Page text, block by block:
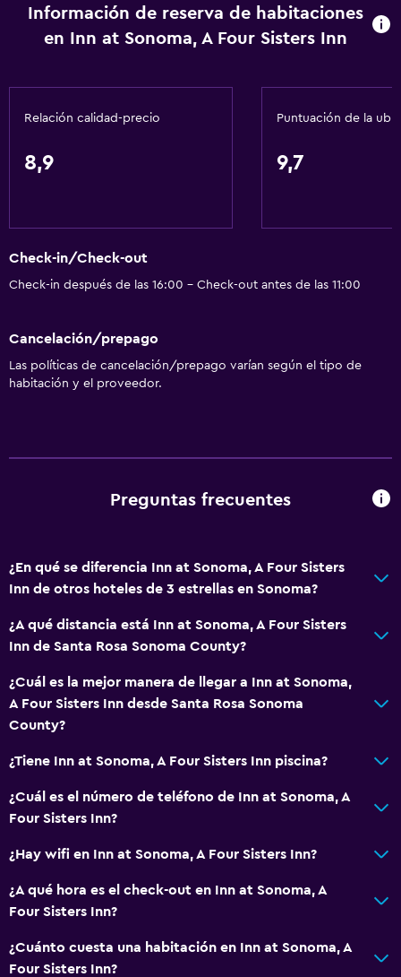
Información de reserva de habitaciones
en Inn at Sonoma, A Four Sisters Inn
Relación calidad-precio
8,9
Puntuación de la
9,7
Check-in/Check-out
Check-in después de las 16:00 - Check-out antes de las 11:00
Cancelación/prepago
Las políticas de cancelación/prepago varían según el tipo de
habitación y el proveedor.
Preguntas frecuentes
¿En qué se diferencia Inn at Sonoma, A Four Sisters
Inn de otros hoteles de 3 estrellas en Sonoma?
¿A qué distancia está Inn at Sonoma, A Four Sisters
Inn de Santa Rosa Sonoma County?
¿Cuál es la mejor manera de llegar a Inn at Sonoma,
A Four Sisters Inn desde Santa Rosa Sonoma
County?
¿Tiene Inn at Sonoma, A Four Sisters Inn piscina?
¿Cuál es el número de teléfono de Inn at Sonoma, A
Four Sisters Inn?
¿Hay wifi en Inn at Sonoma, A Four Sisters Inn?
¿A qué hora es el check-out en Inn at Sonoma, A
Four Sisters Inn?
¿Cuánto cuesta una habitación en Inn at Sonoma, A
Four Sisters Inn?